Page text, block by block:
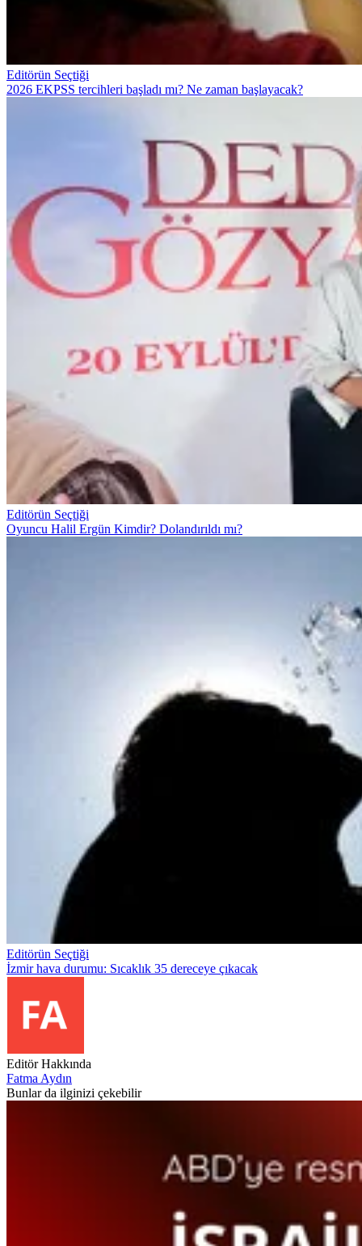
Editörün Seçtiği
2026 EKPSS tercihleri başladı mı? Ne zaman başlayacak?
Editörün Seçtiği
Oyuncu Halil Ergün Kimdir? Dolandırıldı mı?
Editörün Seçtiği
İzmir hava durumu: Sıcaklık 35 dereceye çıkacak
Editör Hakkında
Fatma Aydın
Bunlar da ilginizi çekebilir